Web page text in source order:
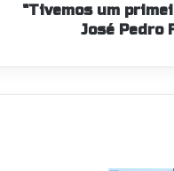
"Tivemos um
José Pedro